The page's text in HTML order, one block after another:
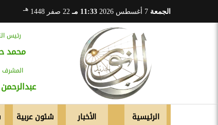
الجمعة 11:33 مـ 22 صفر 1448 هـ
رئيس
محمد
المشرف
الرئيسية الأخبار شئون عربية